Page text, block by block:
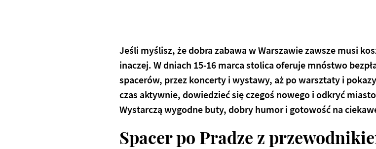
Jeśli myślisz, że dobra zabawa w Warszawie zawsze musi
inaczej. W dniach 15-16 marca stolica oferuje mnóstwo
spacerów, przez koncerty i wystawy, aż po warsztaty i
czas aktywnie, dowiedzieć się czegoś nowego i odkryć
Wystarczą wygodne buty, dobry humor i gotowość na
Spacer po Pradze z